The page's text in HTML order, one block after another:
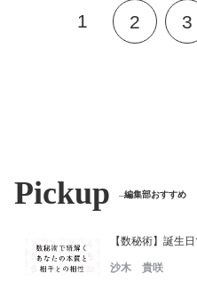
1 2 3
Pickup 編集部おすすめ
【数秘術】誕生
沙木 貴咲